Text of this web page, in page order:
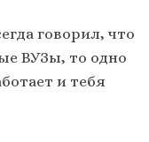
говорил, что
ВУЗы, то одно
и тебя